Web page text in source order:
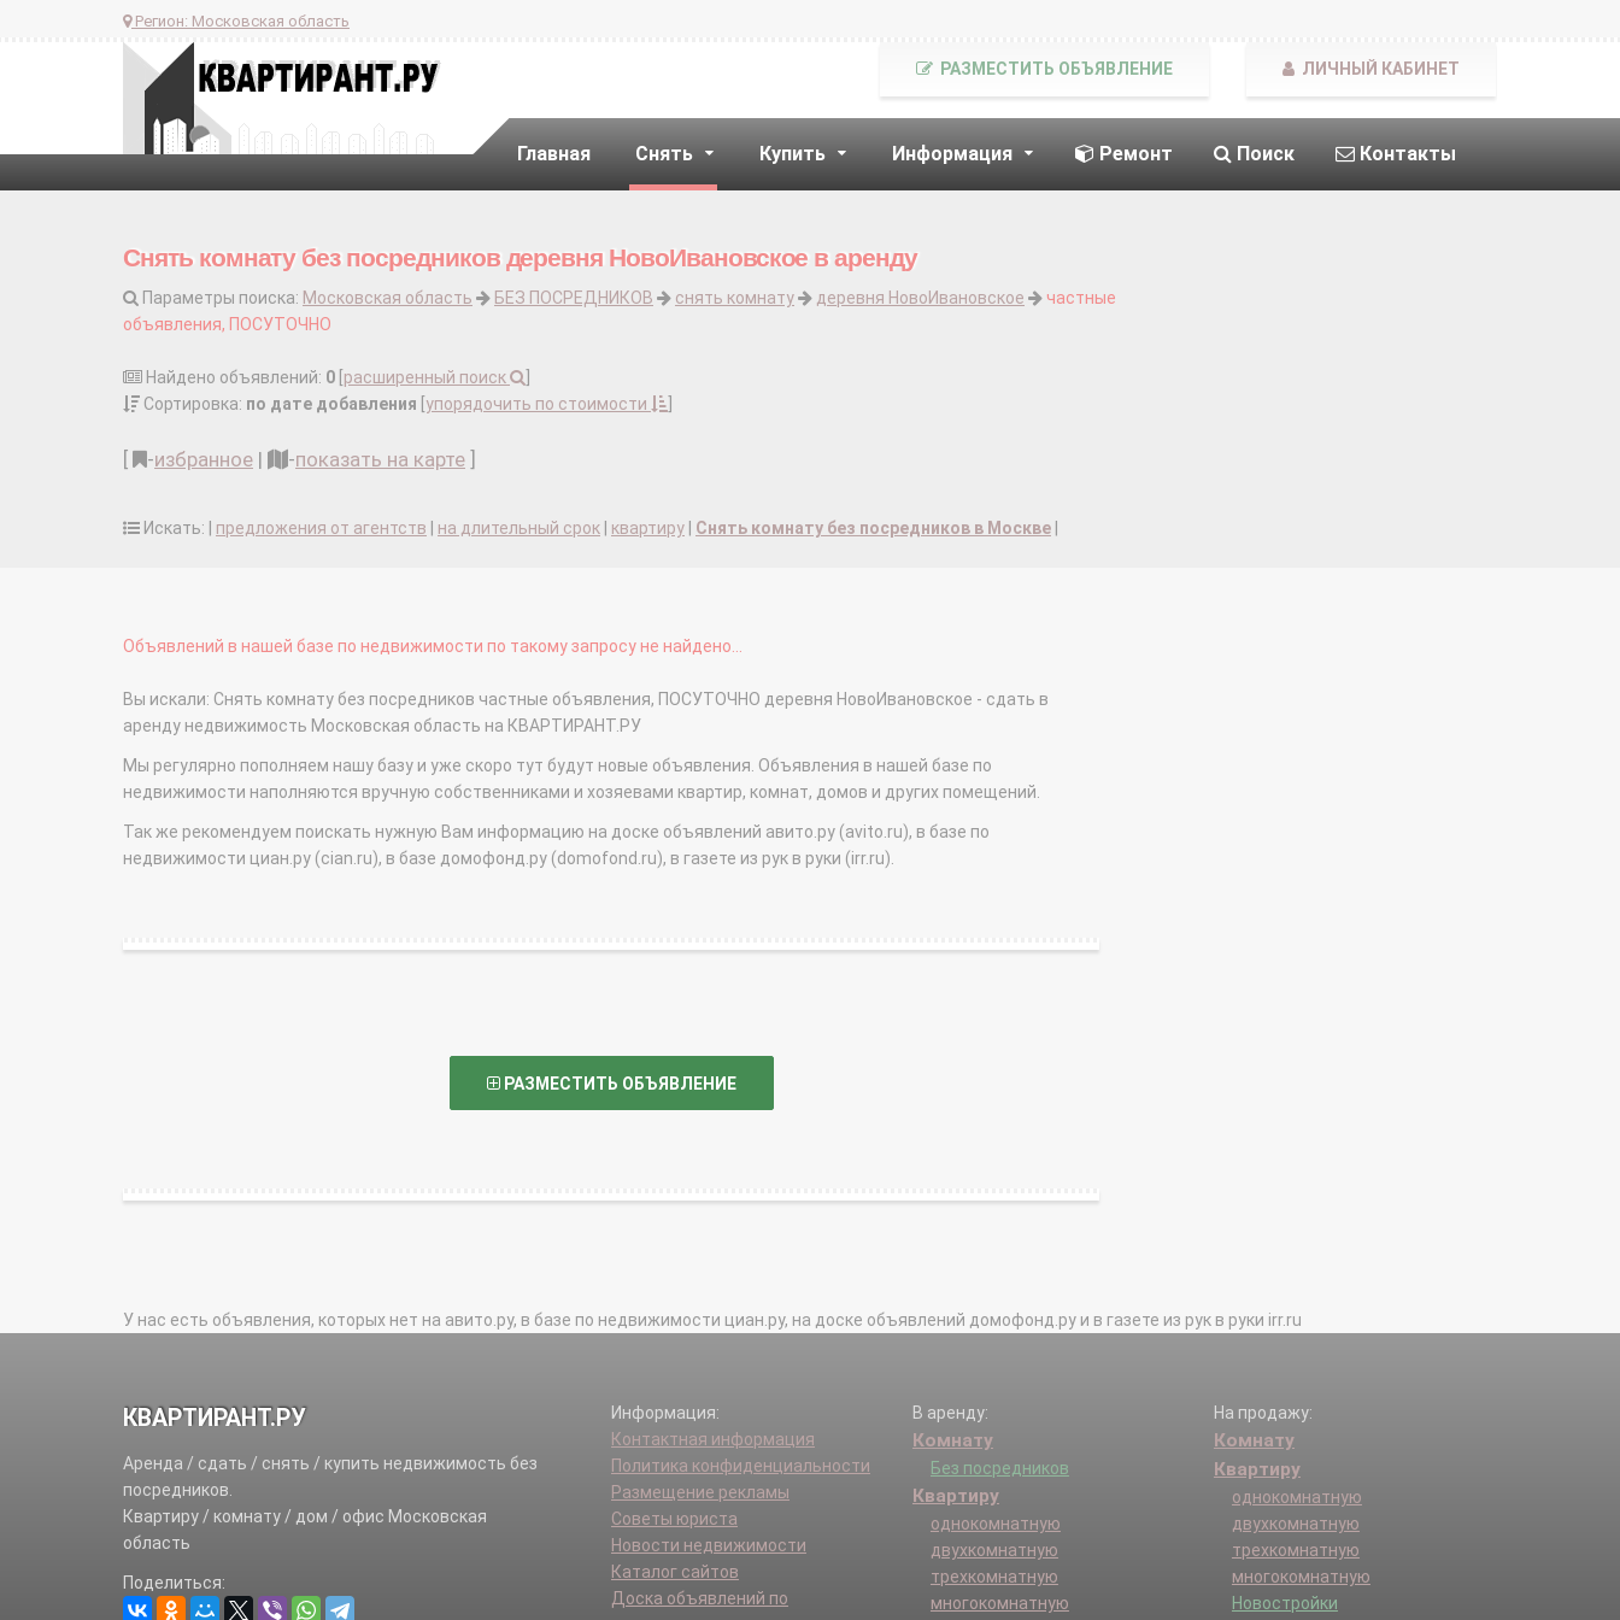
Регион: Московская область
Главная Снять Купить Информация Ремонт Поиск Контакты
РАЗМЕСТИТЬ ОБЪЯВЛЕНИЕ ЛИЧНЫЙ КАБИНЕТ
Снять комнату без посредников деревня НовоИвановское в аренду
Параметры поиска: Московская область БЕЗ ПОСРЕДНИКОВ снять комнату деревня НовоИвановское
частные
объявления, ПОСУТОЧНО
Найдено объявлений: 0 расширенный поиск
Сортировка: по дате добавления упорядочить по стоимости
-избранное | -показать на карте
Искать: | предложения от агентств на длительный срок квартиру Снять комнату без посредников в Москве
Объявлений в нашей базе по недвижимости по такому запросу не найдено...
Вы искали: Снять комнату без посредников частные объявления, ПОСУТОЧНО деревня НовоИвановское - сдать в
аренду недвижимость Московская область на КВАРТИРАНТ.РУ
Мы регулярно пополняем нашу базу и уже скоро тут будут новые объявления. Объявления в нашей базе по
недвижимости наполняются вручную собственниками и хозяевами квартир, комнат, домов и других помещений.
Так же рекомендуем поискать нужную Вам информацию на доске объявлений авито.ру (avito.ru), в базе по
недвижимости циан.ру (cian.ru), в базе домофонд.ру (domofond.ru), в газете из рук в руки (irr.ru).
РАЗМЕСТИТЬ ОБЪЯВЛЕНИЕ
У нас есть объявления, которых нет на авито.ру, в базе по недвижимости циан.ру, на доске объявлений домофонд.ру и в газете из рук в руки irr.ru
КВАРТИРАНТ.РУ
Аренда / сдать / снять / купить недвижимость без
посредников.
Квартиру / комнату / дом / офис Московская
область
Поделиться:
Информация:
Контактная информация
Политика конфиденциальности
Размещение рекламы
Советы юриста
Новости недвижимости
Каталог сайтов
Доска объявлений по
В аренду:
Комнату
Без посредников
Квартиру
однокомнатную
двухкомнатную
трехкомнатную
многокомнатную
На продажу:
Комнату
Квартиру
однокомнатную
двухкомнатную
трехкомнатную
многокомнатную
Новостройки